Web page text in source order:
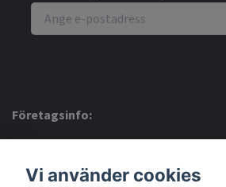
Företagsinfo:
Vi använder cookies